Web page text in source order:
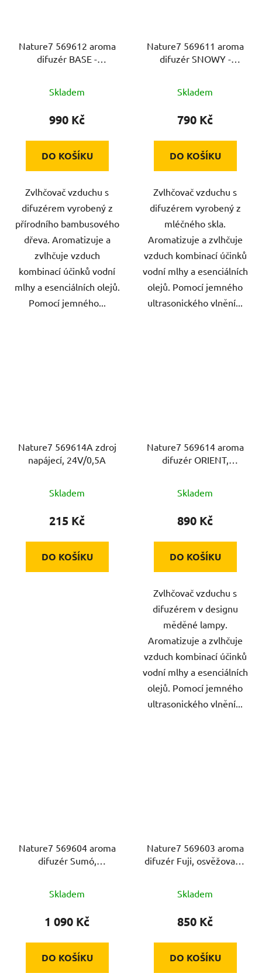
Nature7 569612 aroma
difuzér BASE -
bambus
Skladem
990 Kč
DO KOŠÍKU
Zvlhčovač vzduchu s
difuzérem vyrobený z
přírodního bambusového
dřeva. Aromatizuje a
zvlhčuje vzduch
kombinací účinků vodní
mlhy a esenciálních olejů.
Pomocí jemného...
Nature7 569611 aroma
difuzér SNOWY -
mléčné sklo, USB
Skladem
790 Kč
DO KOŠÍKU
Zvlhčovač vzduchu s
difuzérem vyrobený z
mléčného skla.
Aromatizuje a zvlhčuje
vzduch kombinací účinků
vodní mlhy a esenciálních
olejů. Pomocí jemného
ultrasonického vlnění...
Nature7 569614A zdroj
napájecí, 24V/0,5A
Skladem
215 Kč
DO KOŠÍKU
Nature7 569614 aroma
difuzér ORIENT,
Skladem
890 Kč
DO KOŠÍKU
Zvlhčovač vzduchu s
difuzérem v designu
měděné lampy.
Aromatizuje a zvlhčuje
vzduch kombinací účinků
vodní mlhy a esenciálních
olejů. Pomocí jemného
ultrasonického vlnění...
Nature7 569604 aroma
difuzér Sumó,
světlého dřev, 300ml
Skladem
1 090 Kč
DO KOŠÍKU
Nature7 569603 aroma
difuzér Fuji, osvěžovač a
150ml
Skladem
850 Kč
DO KOŠÍKU